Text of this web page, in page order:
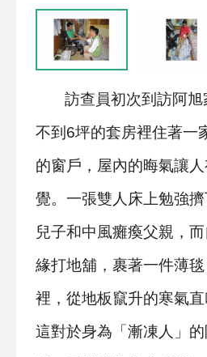
訪查員初次到訪阿
不到6坪的套房裡住著一
的窗戶，屋內的晦氣讓
覺。一張雙人床上勉強擠
兒子和中風癱瘓父親，
緣打地舖，裹著一件薄
裡，從地板竄升的寒氣直
這對於身為「漸凍人」